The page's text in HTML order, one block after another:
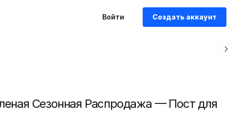
Войти Создать аккаунт
Сезонная Распродажа — Пост для